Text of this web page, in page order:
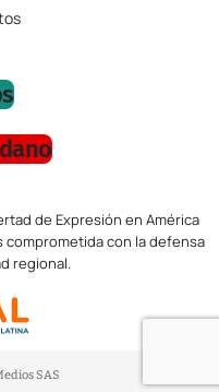
de Expresión en América
comprometida con la defensa
regional.
SAS